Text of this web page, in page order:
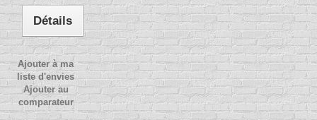
Détails
Ajouter à ma
liste d'envies
Ajouter au
comparateur